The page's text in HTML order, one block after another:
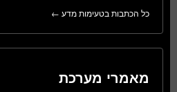
כל הכתבות בטעימות מדע ←
מאמרי מערכת